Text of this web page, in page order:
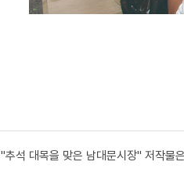
"추석 대목을 맞은 남대문시장" 저작물